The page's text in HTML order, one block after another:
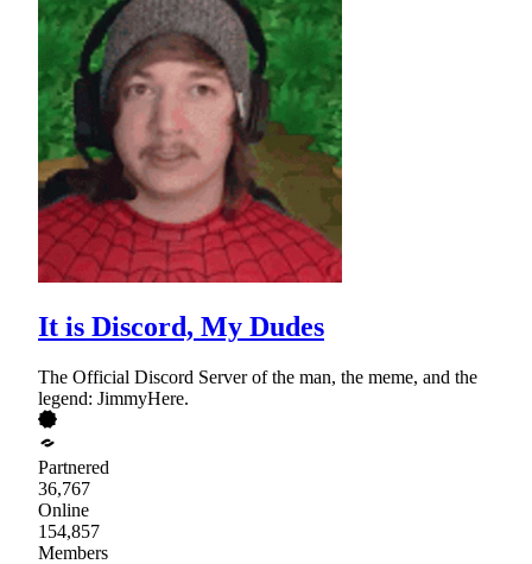
It is Discord, My Dudes
The Official Discord Server of the man, the meme, and the
legend: JimmyHere.
Partnered
36,767
Online
154,857
Members